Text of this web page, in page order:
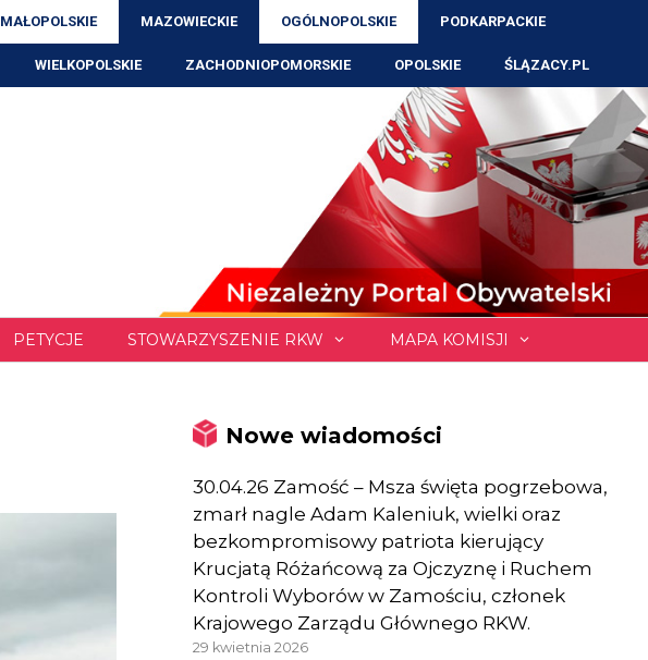
MAŁOPOLSKIE MAZOWIECKIE OGÓLNOPOLSKIE PODKARPACKIE
WIELKOPOLSKIE ZACHODNIOPOMORSKIE OPOLSKIE ŚLĄZACY.PL
PETYCJE STOWARZYSZENIE RKW MAPA KOMISJI
Nowe wiadomości
30.04.26 Zamość – Msza święta pogrzebowa,
zmarł nagle Adam Kaleniuk, wielki oraz
bezkompromisowy patriota kierujący
Krucjatą Różańcową za Ojczyznę i Ruchem
Kontroli Wyborów w Zamościu, członek
Krajowego Zarządu Głównego RKW.
29 kwietnia 2026